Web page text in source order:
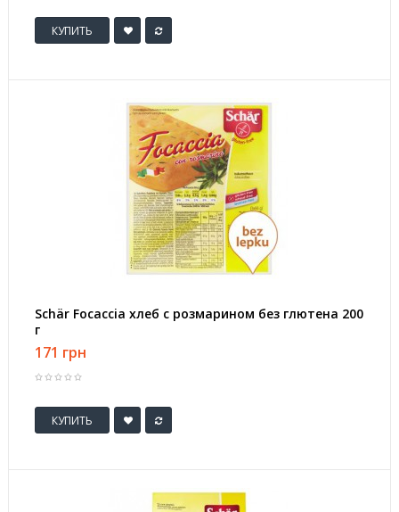
КУПИТЬ
Schär Focaccia хлеб с розмарином без глютена 200
г
171 грн
КУПИТЬ